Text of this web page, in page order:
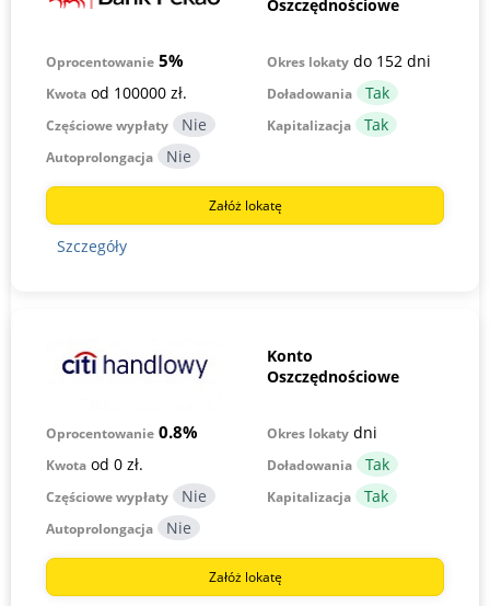
Oszczędnościowe
Oprocentowanie 5% Okres lokaty do 152 dni
Kwota od 100000 zł.
Doładowania
Częściowe wypłaty
Kapitalizacja
Autoprolongacja
Załóż lokatę
Szczegóły
Konto
Oszczędnościowe
Oprocentowanie 0.8% Okres lokaty dni
Kwota od 0 zł.
Doładowania
Częściowe wypłaty
Kapitalizacja
Autoprolongacja
Załóż lokatę